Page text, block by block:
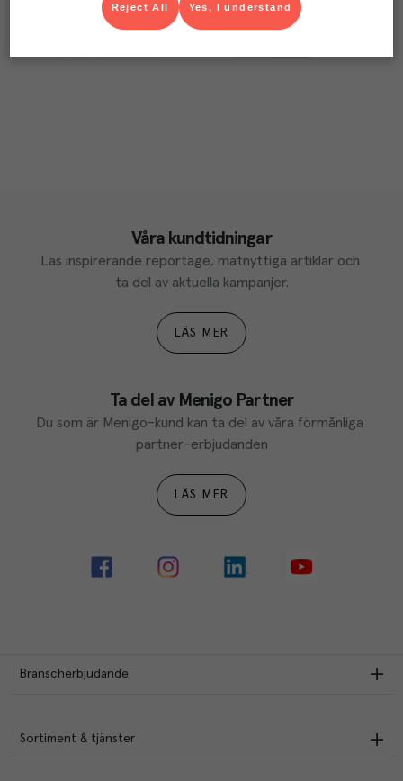
Våra kundtidningar
Läs inspirerande reportage, matnyttiga artiklar och
ta del av aktuella kampanjer.
LÄS MER
Ta del av Menigo Partner
Du som är Menigo-kund kan ta del av våra förmånliga
partner-erbjudanden
LÄS MER
Branscherbjudande
Sortiment & tjänster
Yes, I understand
Reject All